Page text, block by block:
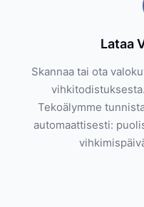
Lataa
Skannaa tai ota
Tekoälymme
automaattisesti: